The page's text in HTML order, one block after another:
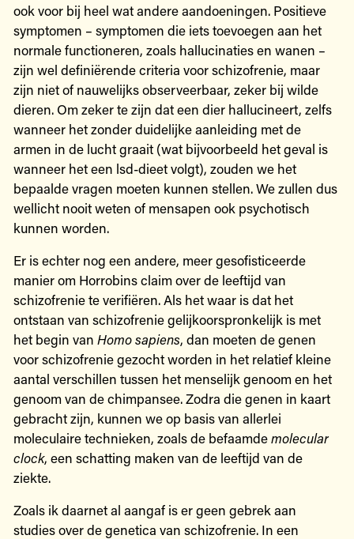
ook voor bij heel wat andere aandoeningen. Positieve
symptomen – symptomen die iets toevoegen aan het
normale functioneren, zoals hallucinaties en wanen –
zijn wel definiërende criteria voor schizofrenie, maar
zijn niet of nauwelijks observeerbaar, zeker bij wilde
dieren. Om zeker te zijn dat een dier hallucineert, zelfs
wanneer het zonder duidelijke aanleiding met de
armen in de lucht graait (wat bijvoorbeeld het geval is
wanneer het een lsd-dieet volgt), zouden we het
bepaalde vragen moeten kunnen stellen. We zullen dus
wellicht nooit weten of mensapen ook psychotisch
kunnen worden.
Er is echter nog een andere, meer gesofisticeerde
manier om Horrobins claim over de leeftijd van
schizofrenie te verifiëren. Als het waar is dat het
ontstaan van schizofrenie gelijkoorspronkelijk is met
het begin van Homo sapiens, dan moeten de genen
voor schizofrenie gezocht worden in het relatief kleine
aantal verschillen tussen het menselijk genoom en het
genoom van de chimpansee. Zodra die genen in kaart
gebracht zijn, kunnen we op basis van allerlei
moleculaire technieken, zoals de befaamdemolecular
clock, een schatting maken van de leeftijd van de
ziekte.
Zoals ik daarnet al aangaf is er geen gebrek aan
studies over de genetica van schizofrenie. In een